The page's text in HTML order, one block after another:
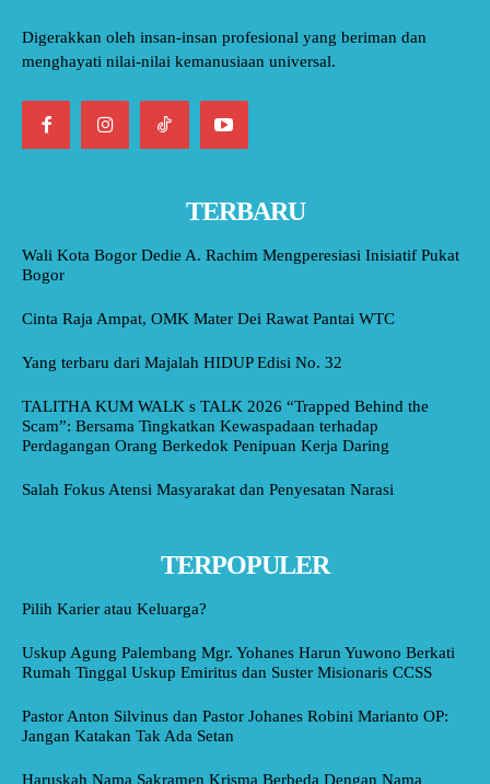
Digerakkan oleh insan-insan profesional yang beriman dan
menghayati nilai-nilai kemanusiaan universal.
TERBARU
Wali Kota Bogor Dedie A. Rachim Mengperesiasi Inisiatif Pukat
Bogor
Cinta Raja Ampat, OMK Mater Dei Rawat Pantai WTC
Yang terbaru dari Majalah HIDUP Edisi No. 32
TALITHA KUM WALK s TALK 2026 “Trapped Behind the
Scam”: Bersama Tingkatkan Kewaspadaan terhadap
Perdagangan Orang Berkedok Penipuan Kerja Daring
Salah Fokus Atensi Masyarakat dan Penyesatan Narasi
TERPOPULER
Pilih Karier atau Keluarga?
Uskup Agung Palembang Mgr. Yohanes Harun Yuwono Berkati
Rumah Tinggal Uskup Emiritus dan Suster Misionaris CCSS
Pastor Anton Silvinus dan Pastor Johanes Robini Marianto OP:
Jangan Katakan Tak Ada Setan
Haruskah Nama Sakramen Krisma Berbeda Dengan Nama